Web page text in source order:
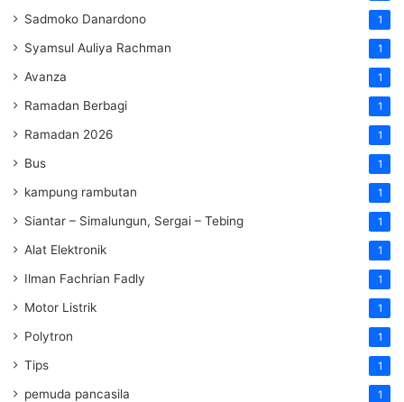
Sadmoko Danardono 1
Syamsul Auliya Rachman 1
Avanza 1
Ramadan Berbagi 1
Ramadan 2026 1
Bus 1
kampung rambutan 1
Siantar – Simalungun, Sergai – Tebing 1
Alat Elektronik 1
Ilman Fachrian Fadly 1
Motor Listrik 1
Polytron 1
Tips 1
pemuda pancasila 1